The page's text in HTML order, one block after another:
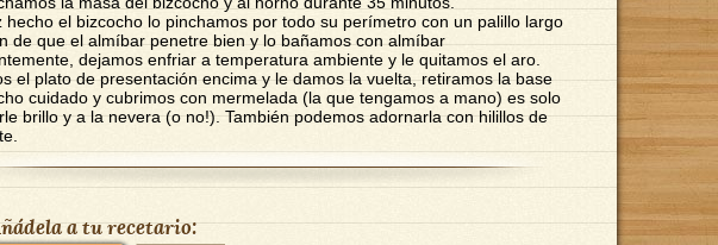
hecho el bizcocho lo pinchamos por todo su perímetro con un palillo largo
de que el almíbar penetre bien y lo bañamos con almíbar
dejamos enfriar a temperatura ambiente y le quitamos el aro.
el plato de presentación encima y le damos la vuelta, retiramos la base
cuidado y cubrimos con mermelada (la que tengamos a mano) es solo
brillo y a la nevera (o no!). También podemos adornarla con hilillos de
a tu recetario: